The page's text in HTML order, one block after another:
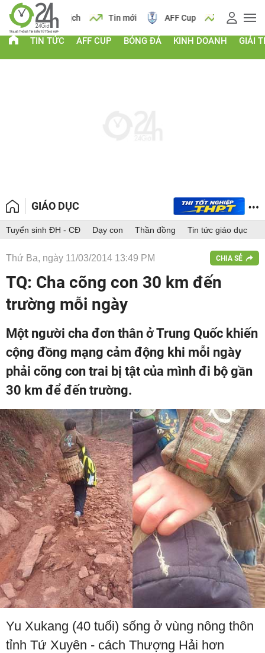
Lịch Tin mới AFF Cup Giá vàng
TIN TỨC AFF CUP BÓNG ĐÁ KINH DOANH GIẢI
GIÁO DỤC
Tuyển sinh ĐH - CĐ Dạy con Thần đồng Tin tức giáo dục
Thứ Ba, ngày 11/03/2014 13:49 PM CHIA SẺ
TQ: Cha cõng con 30 km đến
trường mỗi ngày
Một người cha đơn thân ở Trung Quốc khiến
cộng đồng mạng cảm động khi mỗi ngày
phải cõng con trai bị tật của mình đi bộ gần
30 km để đến trường.
Yu Xukang (40 tuổi) sống ở vùng nông thôn
tỉnh Tứ Xuyên - cách Thượng Hải hơn